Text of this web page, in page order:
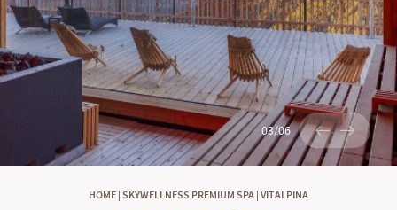
HOME | SKYWELLNESS PREMIUM SPA | VITALPINA
04/06